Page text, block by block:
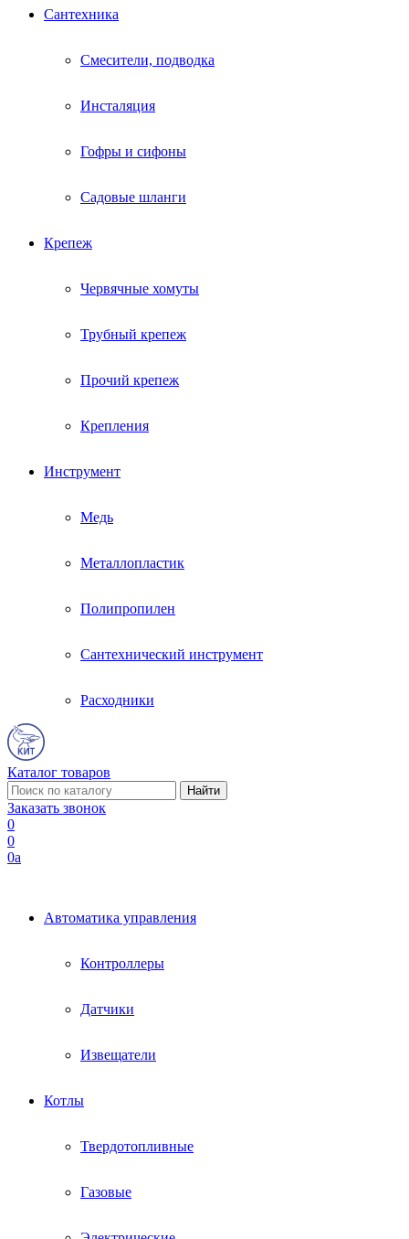
Сантехника
Смесители, подводка
Инсталяция
Гофры и сифоны
Садовые шланги
Крепеж
Червячные хомуты
Трубный крепеж
Прочий крепеж
Крепления
Инструмент
Медь
Металлопластик
Полипропилен
Сантехнический инструмент
Расходники
Каталог товаров
Заказать звонок
0
0
0a
Автоматика управления
Контроллеры
Датчики
Извещатели
Котлы
Твердотопливные
Газовые